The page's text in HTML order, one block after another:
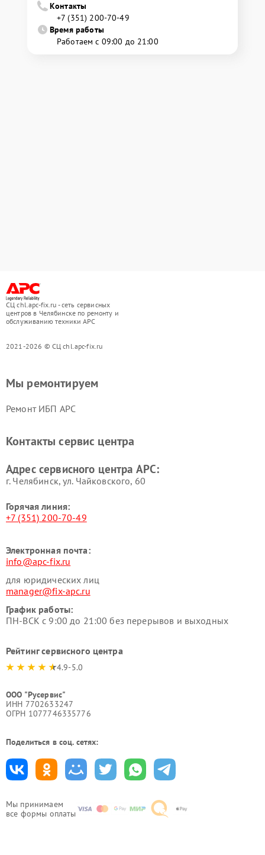
Контакты
+7 (351) 200-70-49
Время работы
Работаем с 09:00 до 21:00
СЦ chl.apc-fix.ru - сеть сервисных
центров в Челябинске по ремонту и
обслуживанию техники APC
2021-2026 © СЦ chl.apc-fix.ru
Мы принимаем
все формы оплаты
Мы ремонтируем
Ремонт ИБП APC
Контакты сервис центра
Адрес сервисного центра APC:
г. Челябинск, ул. Чайковского, 60
Горячая линия:
+7 (351) 200-70-49
Электронная почта:
info@apc-fix.ru
для юридических лиц
manager@fix-apc.ru
График работы:
ПН-ВСК с 9:00 до 21:00 без перерывов и выходных
Рейтинг сервисного центра
4.9-5.0
ООО "Русервис"
ИНН 7702633247
ОГРН 1077746335776
Поделиться в соц. сетях: